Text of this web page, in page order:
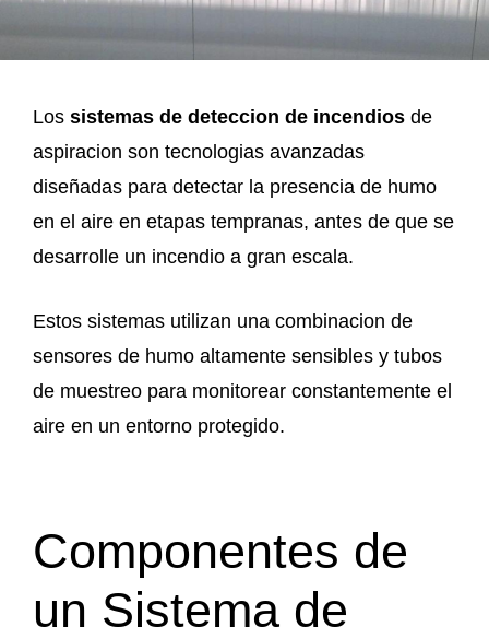
Los sistemas de deteccion de incendios de
aspiracion son tecnologias avanzadas
diseñadas para detectar la presencia de humo
en el aire en etapas tempranas, antes de que se
desarrolle un incendio a gran escala.
Estos sistemas utilizan una combinacion de
sensores de humo altamente sensibles y tubos
de muestreo para monitorear constantemente el
aire en un entorno protegido.
Componentes de
un Sistema de